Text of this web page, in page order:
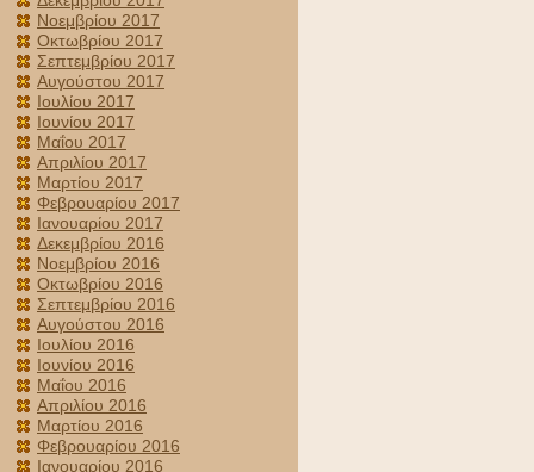
Νοεμβρίου 2017
Οκτωβρίου 2017
Σεπτεμβρίου 2017
Αυγούστου 2017
Ιουλίου 2017
Ιουνίου 2017
Μαΐου 2017
Απριλίου 2017
Μαρτίου 2017
Φεβρουαρίου 2017
Ιανουαρίου 2017
Δεκεμβρίου 2016
Νοεμβρίου 2016
Οκτωβρίου 2016
Σεπτεμβρίου 2016
Αυγούστου 2016
Ιουλίου 2016
Ιουνίου 2016
Μαΐου 2016
Απριλίου 2016
Μαρτίου 2016
Φεβρουαρίου 2016
Ιανουαρίου 2016